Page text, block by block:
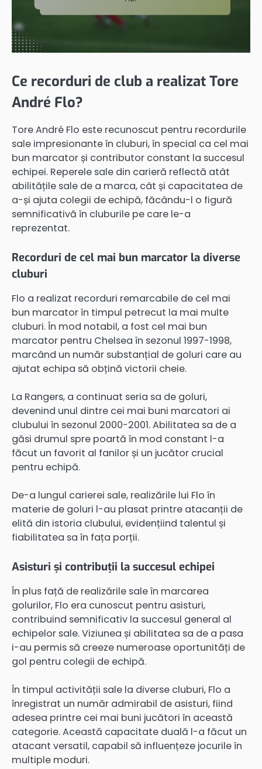
Ce recorduri de club a realizat Tore
André Flo?
Tore André Flo este recunoscut pentru recordurile
sale impresionante în cluburi, în special ca cel mai
bun marcator și contributor constant la succesul
echipei. Reperele sale din carieră reflectă atât
abilitățile sale de a marca, cât și capacitatea de
a-și ajuta colegii de echipă, făcându-l o figură
semnificativă în cluburile pe care le-a
reprezentat.
Recorduri de cel mai bun marcator la diverse
cluburi
Flo a realizat recorduri remarcabile de cel mai
bun marcator în timpul petrecut la mai multe
cluburi. În mod notabil, a fost cel mai bun
marcator pentru Chelsea în sezonul 1997-1998,
marcând un număr substanțial de goluri care au
ajutat echipa să obțină victorii cheie.
La Rangers, a continuat seria sa de goluri,
devenind unul dintre cei mai buni marcatori ai
clubului în sezonul 2000-2001. Abilitatea sa de a
găsi drumul spre poartă în mod constant l-a
făcut un favorit al fanilor și un jucător crucial
pentru echipă.
De-a lungul carierei sale, realizările lui Flo în
materie de goluri l-au plasat printre atacanții de
elită din istoria clubului, evidențiind talentul și
fiabilitatea sa în fața porții.
Asisturi și contribuții la succesul echipei
În plus față de realizările sale în marcarea
golurilor, Flo era cunoscut pentru asisturi,
contribuind semnificativ la succesul general al
echipelor sale. Viziunea și abilitatea sa de a pasa
i-au permis să creeze numeroase oportunități de
gol pentru colegii de echipă.
În timpul activității sale la diverse cluburi, Flo a
înregistrat un număr admirabil de asisturi, fiind
adesea printre cei mai buni jucători în această
categorie. Această capacitate duală l-a făcut un
atacant versatil, capabil să influențeze jocurile în
multiple moduri.